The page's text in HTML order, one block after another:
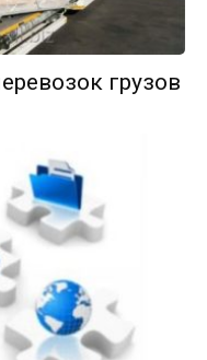
грузов